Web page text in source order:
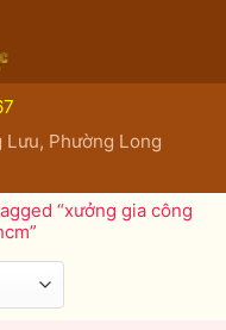
Phường Long
“xưởng gia công